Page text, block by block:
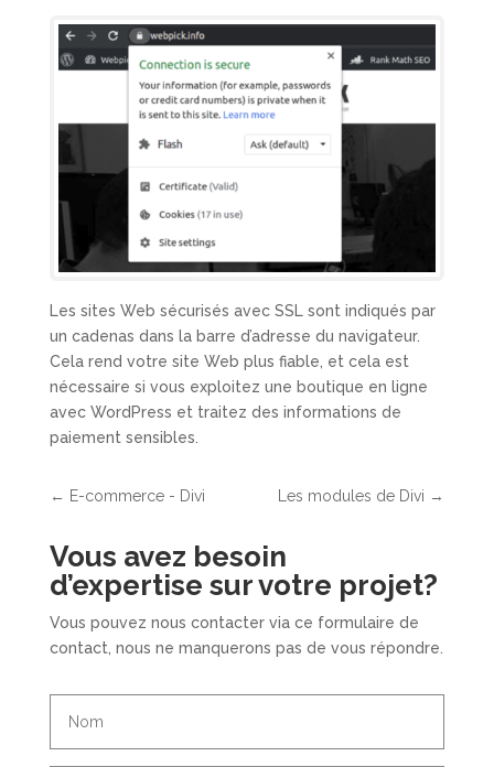
Les sites Web sécurisés avec SSL sont indiqués par
un cadenas dans la barre d’adresse du navigateur.
Cela rend votre site Web plus fiable, et cela est
nécessaire si vous exploitez une boutique en ligne
avec WordPress et traitez des informations de
paiement sensibles.
← E-commerce - Divi Les modules de Divi →
Vous avez besoin
d’expertise sur votre projet?
Vous pouvez nous contacter via ce formulaire de
contact, nous ne manquerons pas de vous répondre.